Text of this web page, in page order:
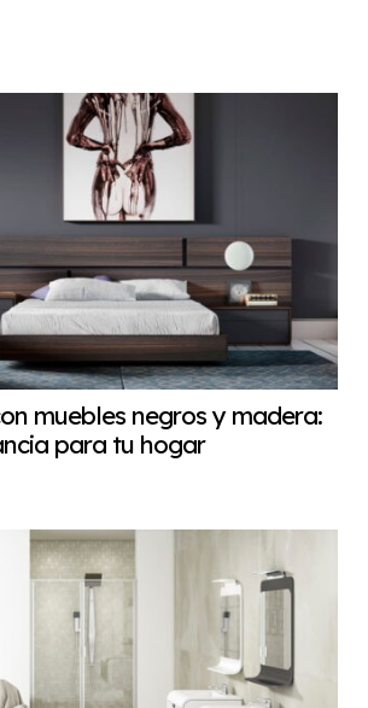
muebles negros y madera:
para tu hogar